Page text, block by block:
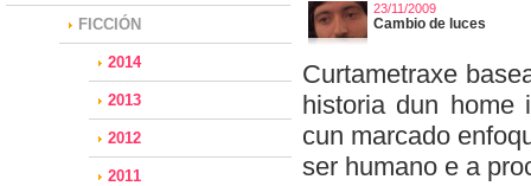
FICCIÓN
2014
2013
2012
2011
23/11/2009
Cambio de luces
Curtametraxe
historia dun home
cun marcado
ser humano e a